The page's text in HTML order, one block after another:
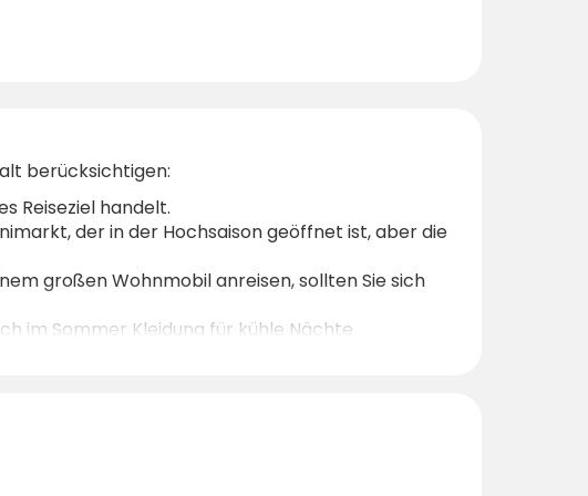
berücksichtigen:
Reiseziel handelt.
der in der Hochsaison geöffnet ist, aber die
großen Wohnmobil anreisen, sollten Sie sich
im Sommer Kleidung für kühle Nächte